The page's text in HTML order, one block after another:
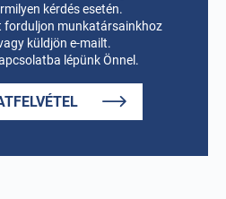
kérdés esetén.
forduljon munkatársainkhoz
küldjön e-mailt.
lépünk Önnel.